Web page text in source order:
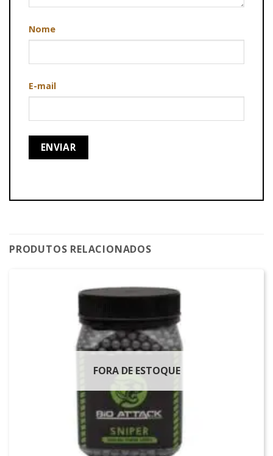
Nome
E-mail
PRODUTOS RELACIONADOS
FORA DE ESTOQUE